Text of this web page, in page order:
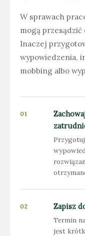
W sprawach
mogą
Inaczej
wypowiedzenia,
mobbing albo
Zapisz
Termin
jest